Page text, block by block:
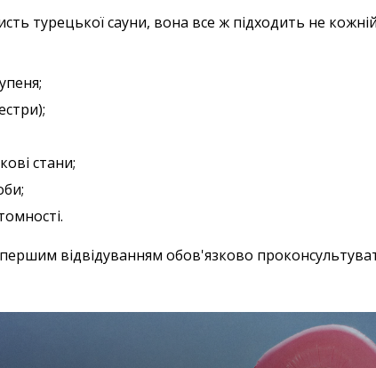
турецької сауни, вона все ж підходить не
стани;
відвідуванням обов'язково